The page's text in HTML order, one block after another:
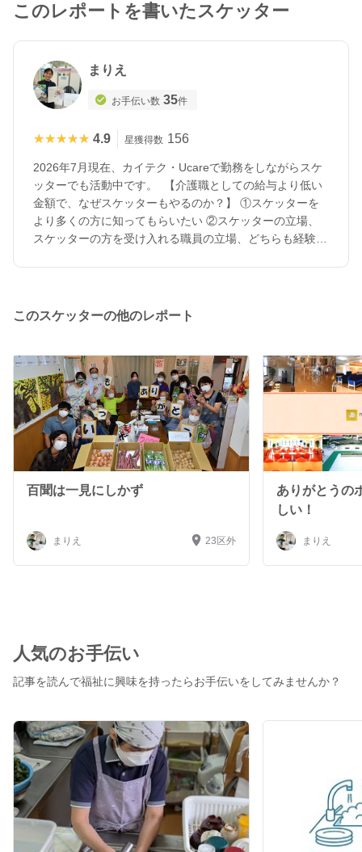
このレポートを書いたスケッター
まりえ
お手伝い数 35件
★★★★★
★★★★★ 4.9 星獲得数 156
2026年7月現在、カイテク・Ucareで勤務をしながらスケ
ッターでも活動中です。 【介護職としての給与より低い
金額で、なぜスケッターもやるのか？】 ①スケッターを
より多くの方に知ってもらいたい ②スケッターの立場、
スケッターの方を受け入れる職員の立場、どちらも経験が
ます。 メッセージを頂けること、とても嬉しいです。 ご
様のみお受けいたします。 ・楽器があること(近隣でした
ら、キーボードの持ち運びを検討いたします) ・歌詞を表
示する大きなモニターやテレビがあること ・大きなモニ
ターやテレビが無く歌詞カードの配布を希望される場合、
印刷を行って頂けること ※小規模なフロアでのウクレレや
カリンバでの音楽レクでしたら手軽に行えるかと思います
ので、ご相談ください。 以前の職場(小規模多機能)で
は、スケッターの方の受け入れ担当をしていました。 ど
うぞよろしくお願いいたします。 【特技】演奏🎹 音大
10年。ミュージックファシリテーターとして5年半、様々
い者の方に携わる仕事等、経験があります。
このスケッターの他のレポート
百聞は一見にしかず
まりえ 23区外
ありがとうの
しい！
まりえ
人気のお手伝い
記事を読んで福祉に興味を持ったらお手伝いをしてみませんか？